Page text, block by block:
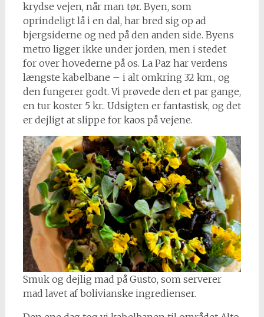
krydse vejen, når man tør. Byen, som
oprindeligt lå i en dal, har bred sig op ad
bjergsiderne og ned på den anden side. Byens
metro ligger ikke under jorden, men i stedet
for over hovederne på os. La Paz har verdens
længste kabelbane – i alt omkring 32 km., og
den fungerer godt. Vi prøvede den et par gange,
en tur koster 5 kr.. Udsigten er fantastisk, og det
er dejligt at slippe for kaos på vejene.
Smuk og dejlig mad på Gusto, som serverer
mad lavet af bolivianske ingredienser.